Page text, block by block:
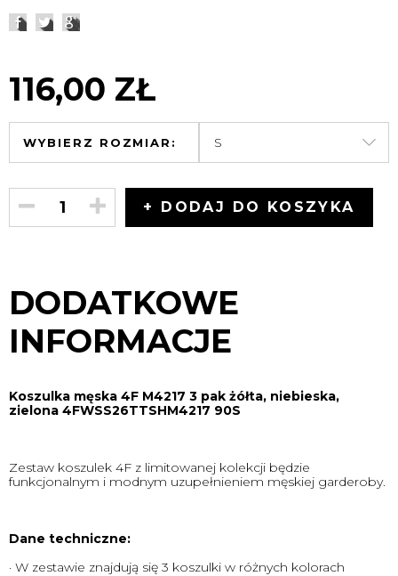
116,00 ZŁ
WYBIERZ ROZMIAR:
+ DODAJ DO KOSZYKA
DODATKOWE
INFORMACJE
Koszulka męska 4F M4217 3 pak żółta, niebieska,
zielona 4FWSS26TTSHM4217 90S
Zestaw koszulek 4F z limitowanej kolekcji będzie
funkcjonalnym i modnym uzupełnieniem męskiej garderoby.
Dane techniczne:
· W zestawie znajdują się 3 koszulki w różnych kolorach